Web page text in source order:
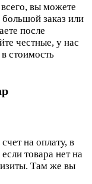
вы можете
заказ или
после
честные, у нас
стоимость
на оплату, в
товара нет на
Там же вы